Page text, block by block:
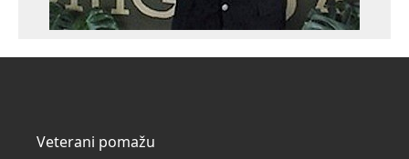
Veterani pomažu